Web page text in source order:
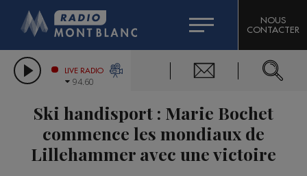
LES CHRONIQUES DE L'EXPERT
CITIZEN MACHINERY
GRAND MASSIF DOMAINES SKIABLES
BIGARD
COMPAGNIE DU MONT-BLANC
NOUS
CONTACTER
LIVE RADIO
94.60
Ski handisport : Marie Bochet
commence les mondiaux de
Lillehammer avec une victoire